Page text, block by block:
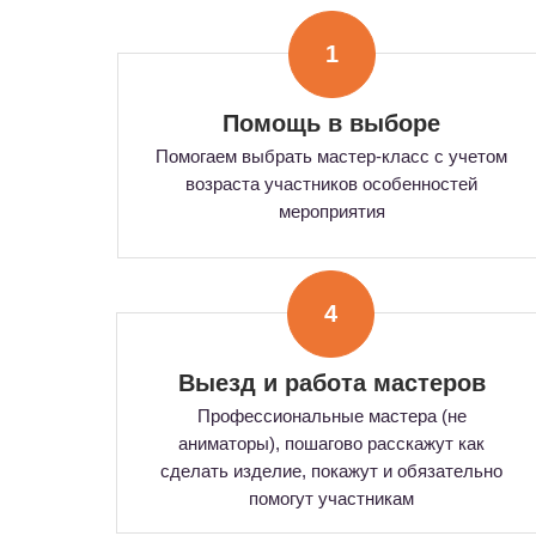
Помощь в выборе
Помогаем выбрать мастер-класс с учетом
возраста участников особенностей
мероприятия
1
Выезд и работа мастеров
Профессиональные мастера (не
аниматоры), пошагово расскажут как
сделать изделие, покажут и обязательно
помогут участникам
4